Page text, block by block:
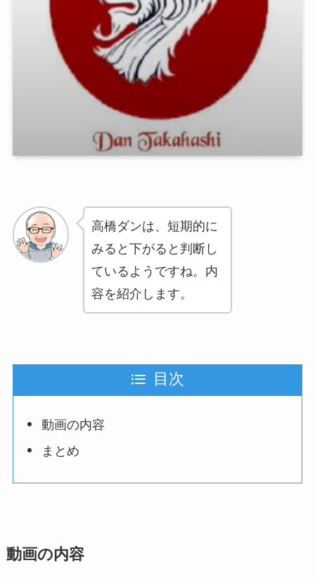
高橋ダンは、短期的に
みると下がると判断し
ているようですね。内
容を紹介します。
目次
動画の内容
まとめ
動画の内容